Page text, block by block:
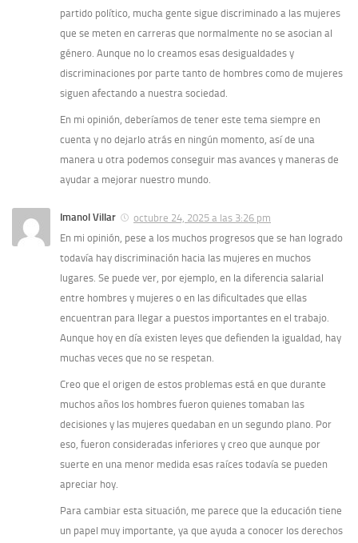
partido político, mucha gente sigue discriminado a las mujeres
que se meten en carreras que normalmente no se asocian al
género. Aunque no lo creamos esas desigualdades y
discriminaciones por parte tanto de hombres como de mujeres
siguen afectando a nuestra sociedad.
En mi opinión, deberíamos de tener este tema siempre en
cuenta y no dejarlo atrás en ningún momento, así de una
manera u otra podemos conseguir mas avances y maneras de
ayudar a mejorar nuestro mundo.
Imanol Villar
octubre 24, 2025 a las 3:26 pm
En mi opinión, pese a los muchos progresos que se han logrado
todavía hay discriminación hacia las mujeres en muchos
lugares. Se puede ver, por ejemplo, en la diferencia salarial
entre hombres y mujeres o en las dificultades que ellas
encuentran para llegar a puestos importantes en el trabajo.
Aunque hoy en día existen leyes que defienden la igualdad, hay
muchas veces que no se respetan.
Creo que el origen de estos problemas está en que durante
muchos años los hombres fueron quienes tomaban las
decisiones y las mujeres quedaban en un segundo plano. Por
eso, fueron consideradas inferiores y creo que aunque por
suerte en una menor medida esas raíces todavía se pueden
apreciar hoy.
Para cambiar esta situación, me parece que la educación tiene
un papel muy importante, ya que ayuda a conocer los derechos